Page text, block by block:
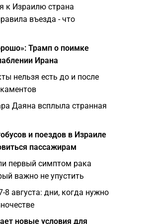
к Израилю страна
въезда - что
Трамп о поимке
Ирана
нельзя есть до и после
Даяна всплыла странная
и поездов в Израиле
пассажирам
первый симптом рака
важно не упустить
8 августа: дни, когда нужно
новые условия для